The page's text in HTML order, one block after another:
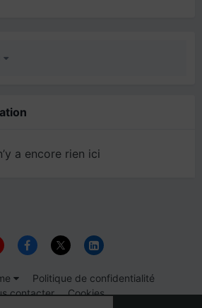
a encore rien ici
Politique de confidentialité
contacter
Cookies